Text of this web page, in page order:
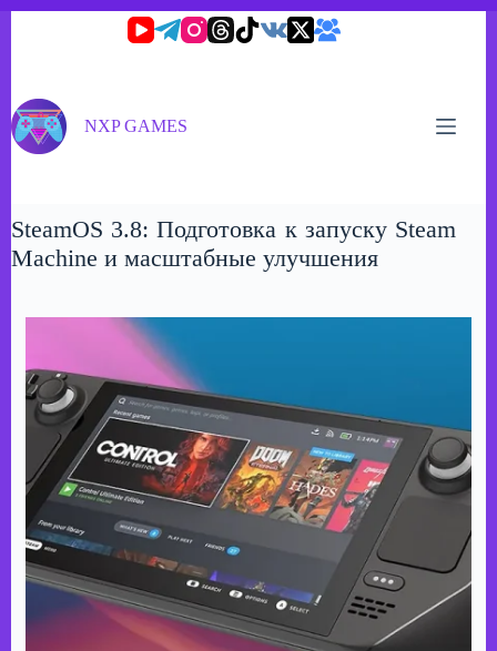
NXP GAMES
SteamOS 3.8: Подготовка к запуску Steam
Machine и масштабные улучшения